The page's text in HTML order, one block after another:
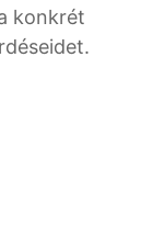
konkrét